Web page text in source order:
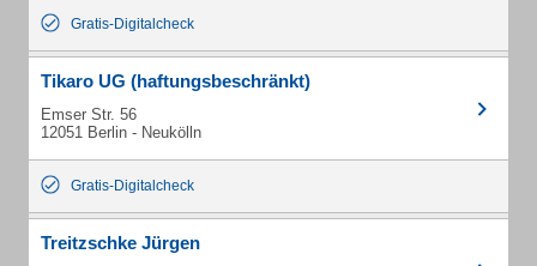
Gratis-Digitalcheck
Tikaro UG (haftungsbeschränkt)
Emser Str. 56
12051 Berlin - Neukölln
Gratis-Digitalcheck
Treitzschke Jürgen